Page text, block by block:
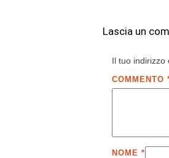
Lascia un
Il tuo indirizzo
COMMENTO
NOME *